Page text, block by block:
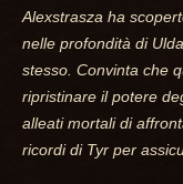
Alexstrasza ha
nelle profondità di
stesso. Convinta che
ripristinare il potere
alleati mortali di
ricordi di Tyr per